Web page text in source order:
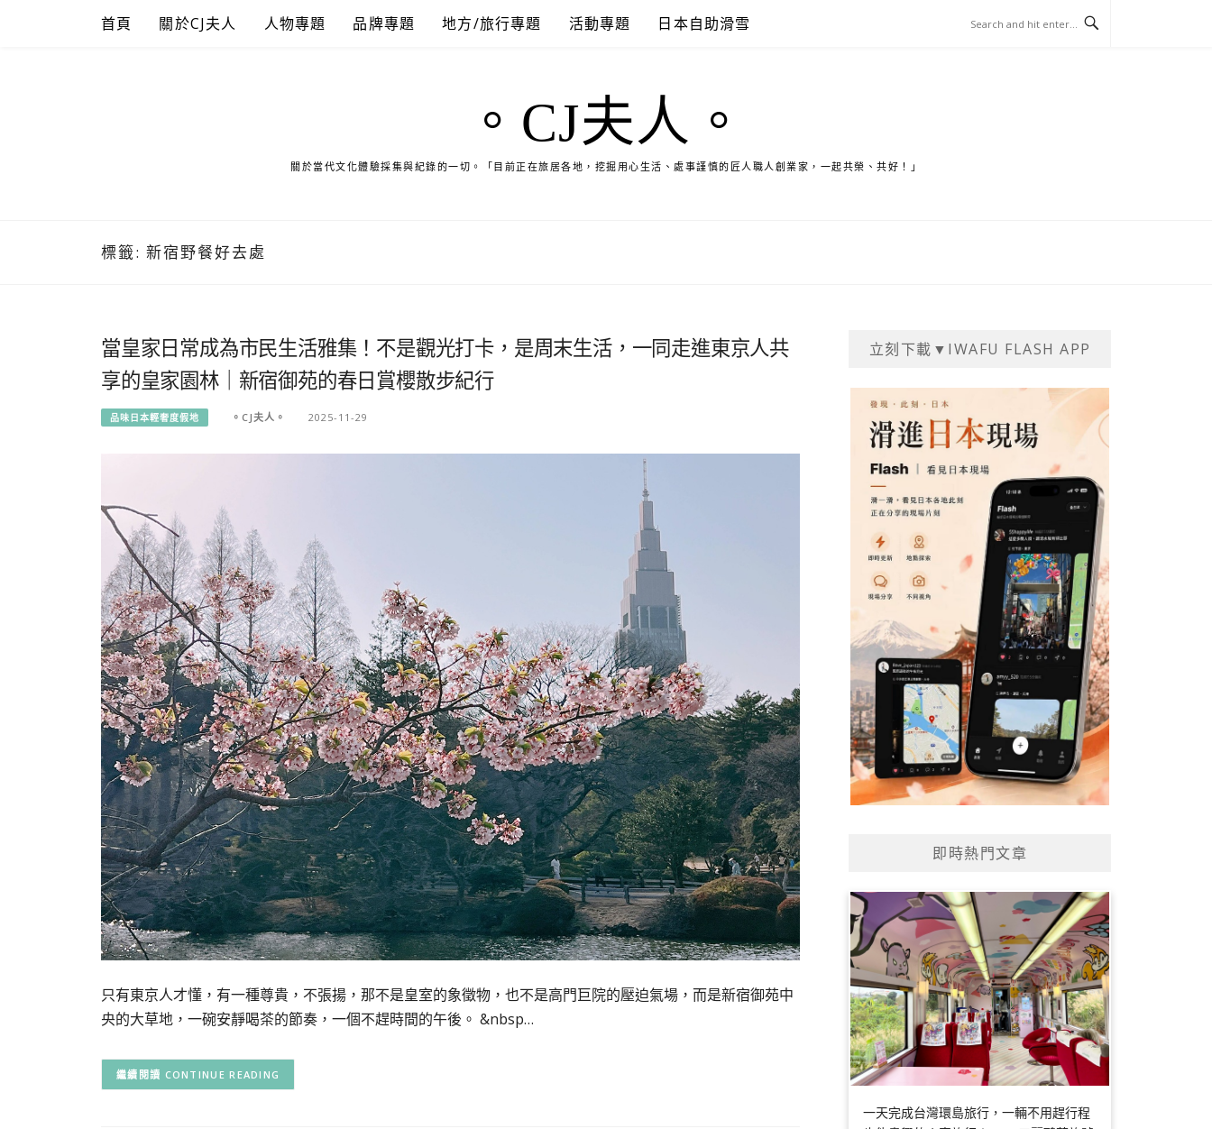
首頁 關於CJ夫人 人物專題 品牌專題 地方/旅行專題 活動專題 日本自助滑雪
。CJ夫人。
關於當代文化體驗採集與紀錄的一切。「目前正在旅居各地，挖掘用心生活、處事謹慎的匠人職人創業家，一起共榮、共好！」
標籤: 新宿野餐好去處
當皇家日常成為市民生活雅集！不是觀光打卡，是周末生活，一同走進東京人共
享的皇家園林｜新宿御苑的春日賞櫻散步紀行
品味日本輕奢度假地 。CJ夫人。 2025-11-29
只有東京人才懂，有一種尊貴，不張揚，那不是皇室的象徵物，也不是高門巨院的壓迫氣場，而是新宿御苑中
央的大草地，一碗安靜喝茶的節奏，一個不趕時間的午後。 &nbsp…
CONTINUE READING
立刻下載▼IWAFU FLASH APP
即時熱門文章
一天完成台灣環島旅行，一輛不用趕行程